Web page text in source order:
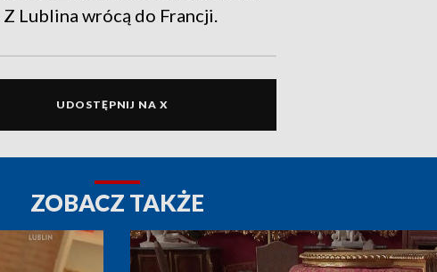
Lublina wrócą do Francji.
UDOSTĘPNIJ NA X
ZOBACZ TAKŻE